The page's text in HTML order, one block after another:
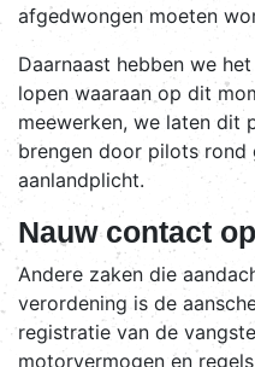
afgedwongen moeten
Daarnaast hebben we
lopen waaraan op dit
meewerken, we laten dit
brengen door pilots
aanlandplicht.
Nauw contact
Andere zaken die
verordening is de
registratie van de
motorvermogen en